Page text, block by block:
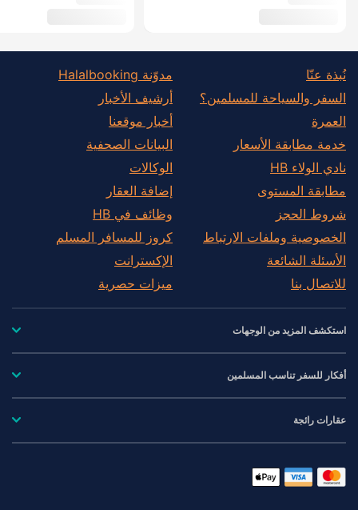
نُبذة عنّا
السفر والسياحة للمسلمين؟
العمرة
خدمة مطابقة الأسعار
نادي الولاء HB
مطابقة المستوى
شروط الحجز
الخصوصية وملفات الارتباط
الأسئلة الشائعة
للاتصال بنا
مدوّنة Halalbooking
أرشيف الأخبار
أخبار موقعنا
البيانات الصحفية
الوكالات
إضافة العقار
وظائف في HB
كروز للمسافر المسلم
الإكسترانت
ميزات حصرية
استكشف المزيد من الوجهات
أفكار للسفر تناسب المسلمين
عقارات رائجة